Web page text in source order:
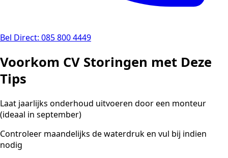
Bel Direct: 085 800 4449
Voorkom CV Storingen met Deze
Tips
Laat jaarlijks onderhoud uitvoeren door een monteur
(ideaal in september)
Controleer maandelijks de waterdruk en vul bij indien
nodig